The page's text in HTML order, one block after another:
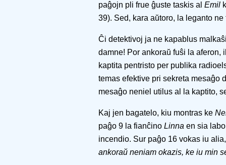
paĝojn pli frue ĝuste taskis al Emil
39). Sed, kara aŭtoro, la leganto ne
Ĉi detektivoj ja ne kapablus
damne! Por ankoraŭ fuŝi la
kaptita pentristo per publika
temas efektive pri sekreta mesaĝo
mesaĝo neniel utilus al la kaptito,
Kaj jen bagatelo, kiu montras ke
paĝo 9 la fianĉino Linna en sia
incendio. Sur paĝo 16 vokas iu
ankoraŭ neniam okazis, ke iu min